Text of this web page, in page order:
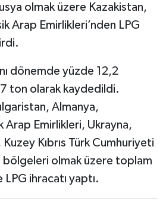
olmak üzere Kazakistan,
Arap Emirlikleri’nden LPG
dönemde yüzde 12,2
ton olarak kaydedildi.
Almanya,
Arap Emirlikleri, Ukrayna,
Kıbrıs Türk Cumhuriyeti
bölgeleri olmak üzere toplam
ihracatı yaptı.